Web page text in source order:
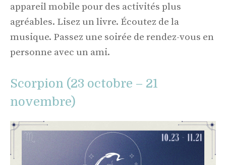
appareil mobile pour des activités plus
agréables. Lisez un livre. Écoutez de la
musique. Passez une soirée de rendez-vous en
personne avec un ami.
Scorpion (23 octobre – 21
novembre)